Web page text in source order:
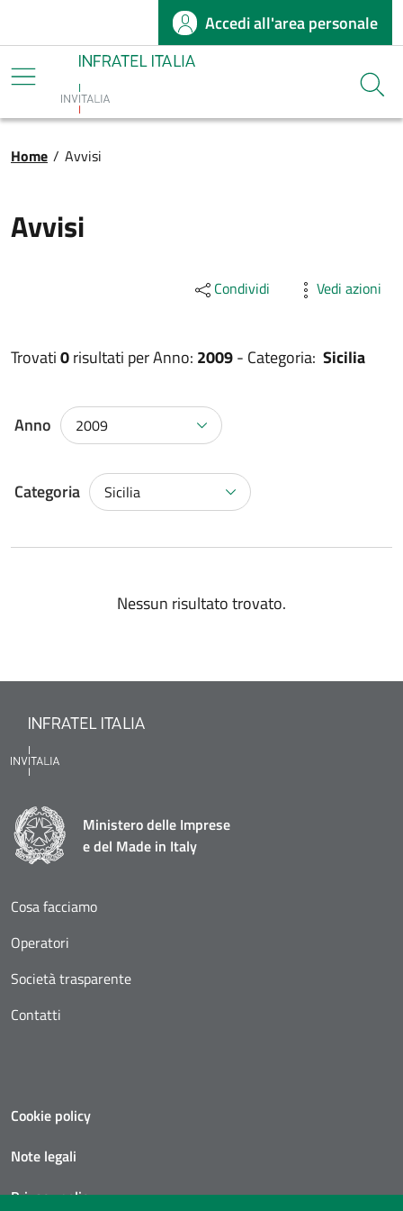
Salta al contenuto principaleAccedi all'area personale
Infratel
Briciole di pane
Home / Avvisi
Avvisi
Condividi Vedi azioni
Trovati0risultati perAnno: 2009- Categoria: Sicilia
Anno 2009
Categoria Sicilia
Nessun risultato trovato.
Ministero delle Imprese
e del Made in Italy
Cosa facciamo
Operatori
Società trasparente
Contatti
Cookie policy
Note legali
Privacy policy